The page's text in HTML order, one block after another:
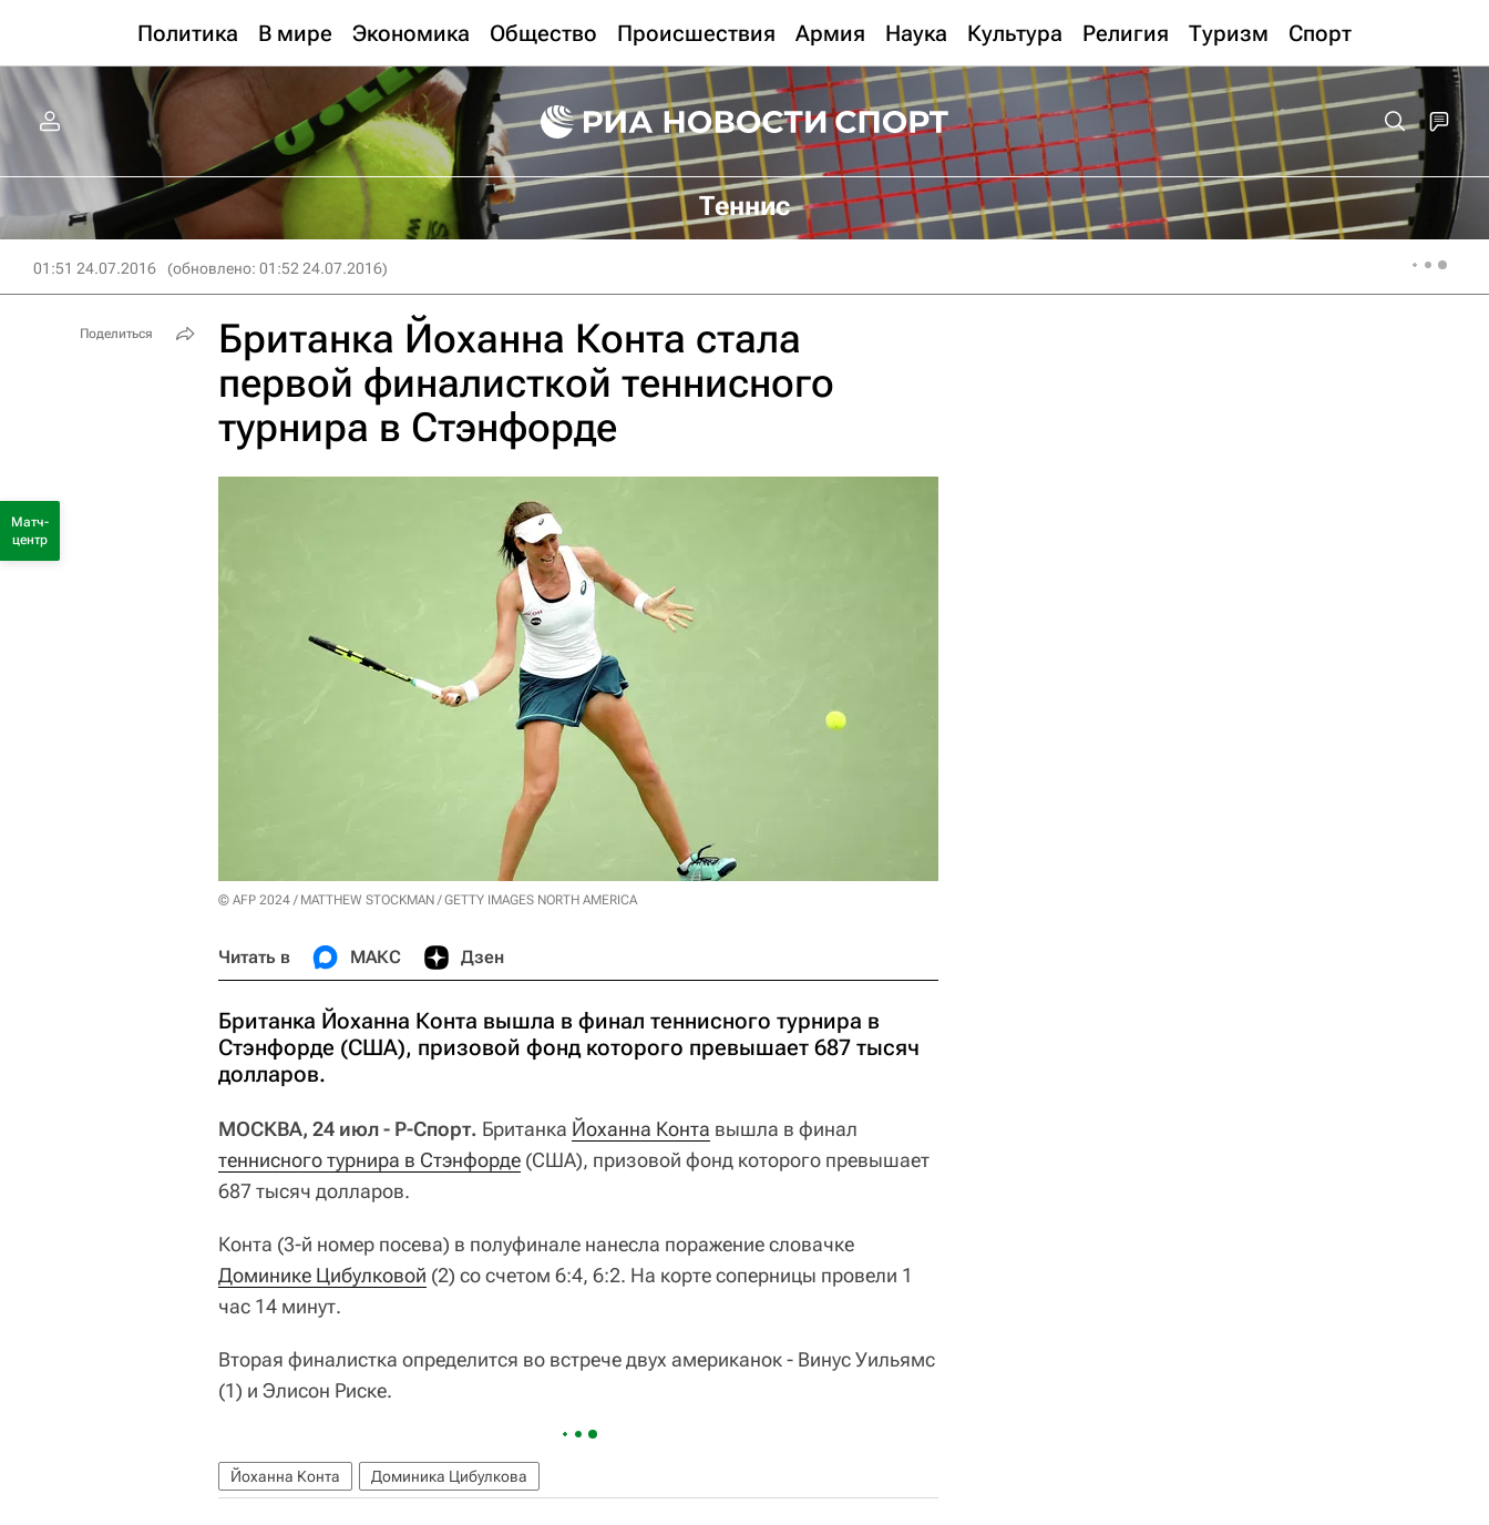
Политика В мире Экономика Общество Происшествия Армия Наука Культура Религия Туризм Спорт
Теннис
01:51 24.07.2016 (обновлено: 01:52 24.07.2016)
Британка Йоханна Конта стала
первой финалисткой теннисного
турнира в Стэнфорде
© AFP 2024 / MATTHEW STOCKMAN / GETTY IMAGES NORTH AMERICA
Читать в МАКС Дзен
Британка Йоханна Конта вышла в финал теннисного турнира в
Стэнфорде (США), призовой фонд которого превышает 687 тысяч
долларов.
МОСКВА, 24 июл - Р-Спорт. Британка Йоханна Конта вышла в финал
теннисного турнира в Стэнфорде (США), призовой фонд которого превышает
687 тысяч долларов.
Конта (3-й номер посева) в полуфинале нанесла поражение словачке
Доминике Цибулковой (2) со счетом 6:4, 6:2. На корте соперницы провели 1
час 14 минут.
Вторая финалистка определится во встрече двух американок - Винус Уильямс
(1) и Элисон Риске.
Йоханна Конта Доминика Цибулкова
Поделиться
Матч-
центр